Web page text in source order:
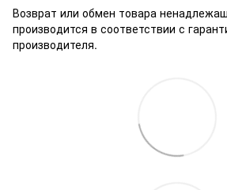
Возврат или обмен товара
производится в соответствии с
производителя.